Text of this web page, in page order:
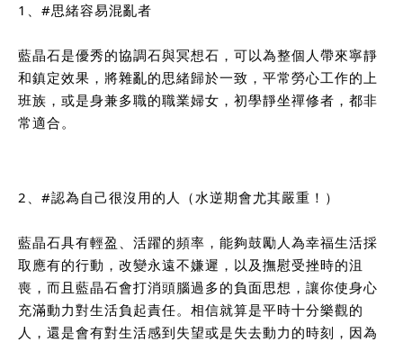
1、 #思緒容易混亂者
藍晶石是優秀的協調石與冥想石，可以為整個人帶來寧靜
和鎮定效果，將雜亂的思緒歸於一致，平常勞心工作的上
班族，或是身兼多職的職業婦女，初學靜坐禪修者，都非
常適合。
2、 #認為自己很沒用的人 （水逆期會尤其嚴重！）
藍晶石具有輕盈、活躍的頻率，能夠鼓勵人為幸福生活採
取應有的行動，改變永遠不嫌遲，以及撫慰受挫時的沮
喪，而且藍晶石會打消頭腦過多的負面思想，讓你使身心
充滿動力對生活負起責任。相信就算是平時十分樂觀的
人，還是會有對生活感到失望或是失去動力的時刻，因為